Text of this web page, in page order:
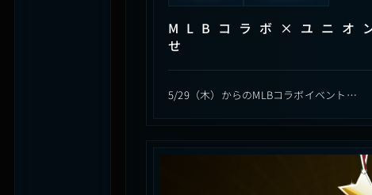
MLBコラボ×ユニオ
せ
5/29（木）からのMLBコラボイベント…